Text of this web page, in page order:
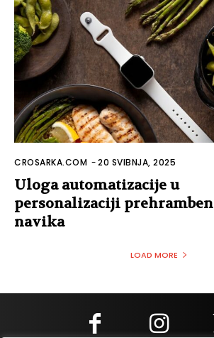
CROSARKA.COM -20 SVIBNJA, 2025
Uloga automatizacije u
personalizaciji
navika
LOAD MORE